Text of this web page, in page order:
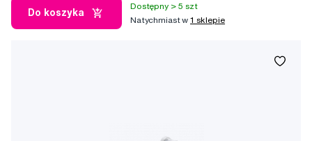
Do koszyka
Dostępny > 5 szt
Natychmiast w1 sklepie